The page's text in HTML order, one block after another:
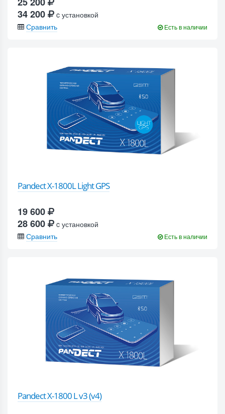
34 200
c установкой
Сравнить
Есть в наличии
Pandect X-1800L Light GPS
19 600
28 600
c установкой
Сравнить
Есть в наличии
Pandect X-1800 L v3 (v4)